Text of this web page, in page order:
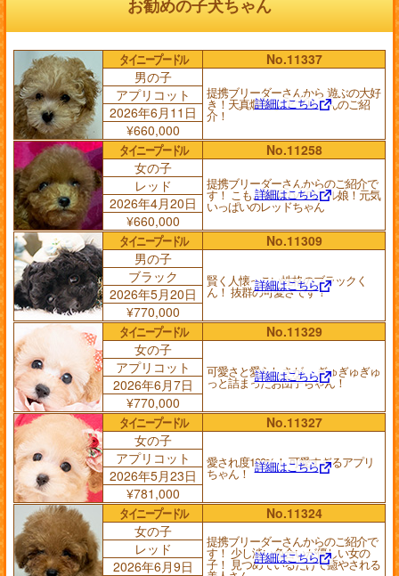
お勧めの子犬ちゃん
タイニープードル
No.11337
男の子
提携ブリーダーさんから 遊ぶの大好
き！天真爛漫な アプリくんのご紹
介！
詳細はこちら
アプリコット
2026年6月11日
¥660,000
タイニープードル
No.11258
女の子
提携ブリーダーさんからのご紹介で
す！ こもこ爆毛のパワフル娘！元気
いっぱいのレッドちゃん
詳細はこちら
レッド
2026年4月20日
¥660,000
タイニープードル
No.11309
男の子
賢く人懐っこい性格のブラックく
ん！ 抜群の可愛さです！
詳細はこちら
ブラック
2026年5月20日
¥770,000
タイニープードル
No.11329
女の子
可愛さと愛らしさが、 ぎゅぎゅぎゅ
っと詰まったお団子ちゃん！
詳細はこちら
アプリコット
2026年6月7日
¥770,000
タイニープードル
No.11327
女の子
愛され度100%！ 可愛すぎるアプリ
ちゃん！ 詳細はこちら
アプリコット
2026年5月23日
¥781,000
タイニープードル
No.11324
女の子
提携ブリーダーさんからのご紹介で
す！ 少し淡い色合いが優しい女の
子！ 見つめているだけで癒やされる
詳細はこちら
レッド
2026年6月9日